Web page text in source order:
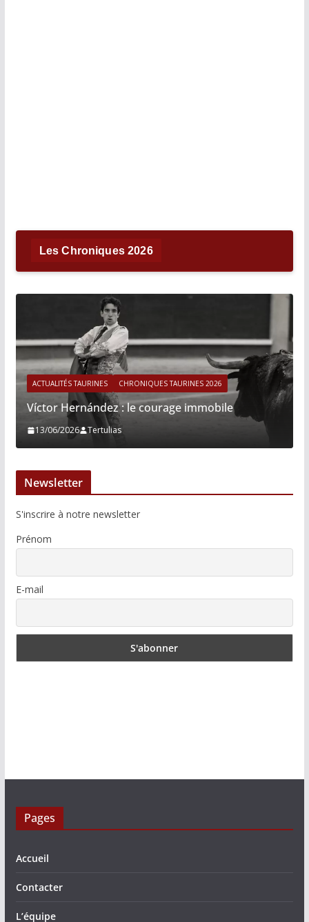
Les Chroniques 2026
ACTUALITÉS TAURINES CHRONIQUES TAURINES 2026
Víctor Hernández : le courage immobile
13/06/2026 Tertulias
Newsletter
S'inscrire à notre newsletter
Prénom
E-mail
Pages
Accueil
Contacter
L’équipe